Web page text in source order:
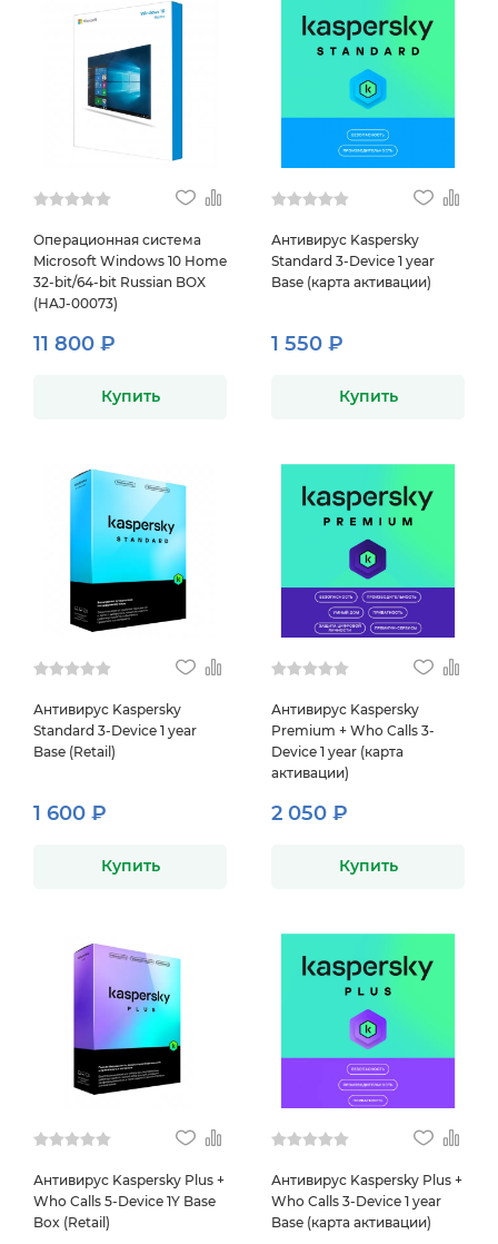
Операционная система
Microsoft Windows 10 Home
32-bit/64-bit Russian BOX
(HAJ-00073)
11 800 ₽
Купить
Антивирус Kaspersky
Standard 3-Device 1 year
Base (карта активации)
1 550 ₽
Купить
Антивирус Kaspersky
Standard 3-Device 1 year
Base (Retail)
1 600 ₽
Купить
Антивирус Kaspersky
Premium + Who Calls 3-
Device 1 year (карта
активации)
2 050 ₽
Купить
Антивирус Kaspersky Plus +
Who Calls 5-Device 1Y Base
Box (Retail)
Антивирус Kaspersky Plus +
Who Calls 3-Device 1 year
Base (карта активации)